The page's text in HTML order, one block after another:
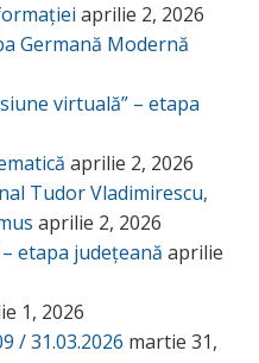
aprilie 2, 2026
Germană Modernă
virtuală” – etapa
aprilie 2, 2026
Tudor Vladimirescu,
aprilie 2, 2026
etapa județeană aprilie
1, 2026
/ 31.03.2026 martie 31,